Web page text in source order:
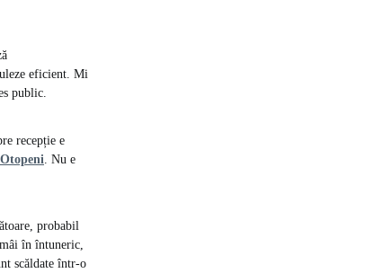
eficient. Mi
public.
recepție e
. Nu e
probabil
în întuneric,
scăldate într-o